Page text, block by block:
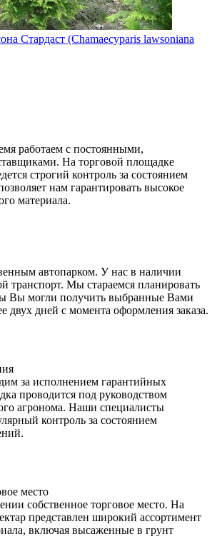
Стардаст (Chamaecyparis lawsoniana
работаем с постоянными,
На торговой площадке
строгий контроль за состоянием
нам гарантировать высокое
материала.
автопарком. У нас в наличии
транспорт. Мы стараемся планировать
Вы могли получить выбранные Вами
двух дней с момента оформления заказа.
за исполнением гарантийных
проводится под руководством
агронома. Наши специалисты
контроль за состоянием
место
собственное торговое место. На
представлен широкий ассортимент
включая высаженные в грунт